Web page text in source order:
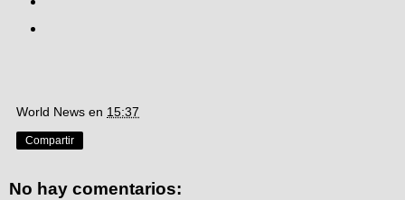
World News en 15:37
Compartir
No hay comentarios: